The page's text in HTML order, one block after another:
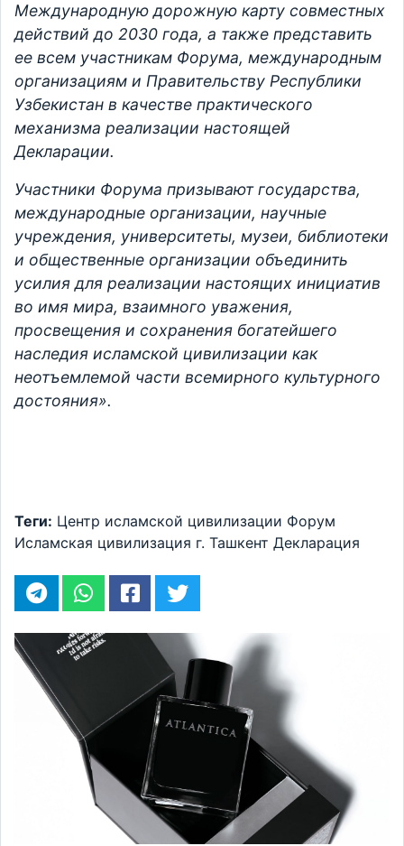
Международную дорожную карту совместных
действий до 2030 года, а также представить
ее всем участникам Форума, международным
организациям и Правительству Республики
Узбекистан в качестве практического
механизма реализации настоящей
Декларации.
Участники Форума призывают государства,
международные организации, научные
учреждения, университеты, музеи, библиотеки
и общественные организации объединить
усилия для реализации настоящих инициатив
во имя мира, взаимного уважения,
просвещения и сохранения богатейшего
наследия исламской цивилизации как
неотъемлемой части всемирного культурного
достояния».
Теги: Центр исламской цивилизации Форум
Исламская цивилизация г. Ташкент Декларация